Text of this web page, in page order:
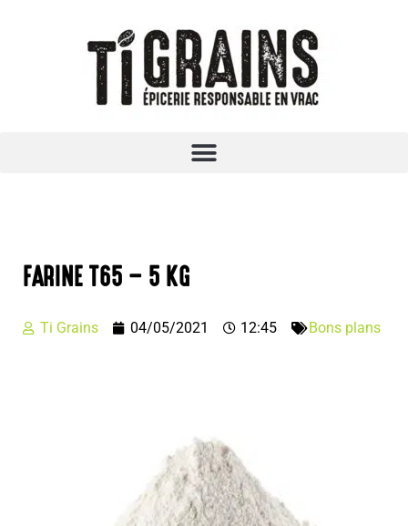
FARINE T65 – 5 KG
Ti Grains 04/05/2021 12:45 Bons plans